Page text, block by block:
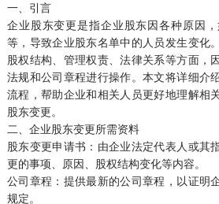
一、引言
企业股东变更是指企业股东因各种原因
等，导致企业股东名单中的人员发生变化
股权结构、管理权责、法律关系等方面，
法规和公司章程进行操作。本文将详细介
流程，帮助企业和相关人员更好地理解相
股东变更。
二、企业股东变更所需资料
股东变更申请书：由企业法定代表人或其
更的事项、原因、股权结构变化等内容。
公司章程：提供最新的公司章程，以证明
规定。